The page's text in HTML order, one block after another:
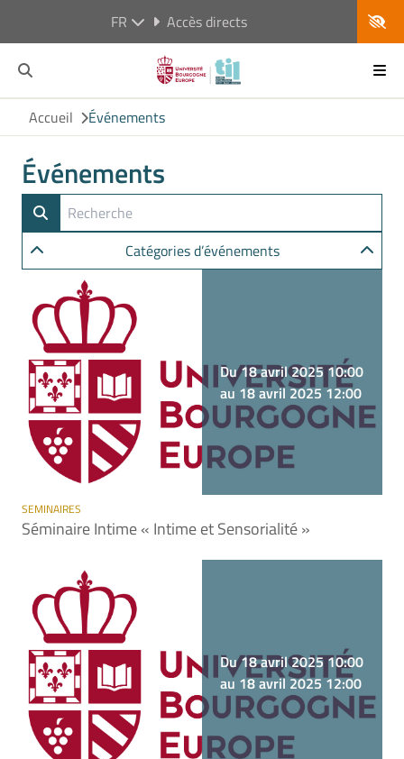
FR Accès directs
Accueil Événements
Événements
Catégories d’événements
Du 18 avril 2025 10:00
au 18 avril 2025 12:00
SEMINAIRES
Séminaire Intime « Intime et Sensorialité »
Du 18 avril 2025 10:00
au 18 avril 2025 12:00